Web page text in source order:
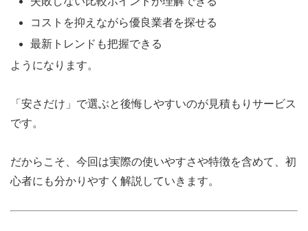
コストを抑えながら優良業者を探せる
最新トレンドも把握できる
ようになります。
「安さだけ」で選ぶと後悔しやすいのが見積もりサービス
です。
だからこそ、今回は実際の使いやすさや特徴を含めて、初
心者にも分かりやすく解説していきます。